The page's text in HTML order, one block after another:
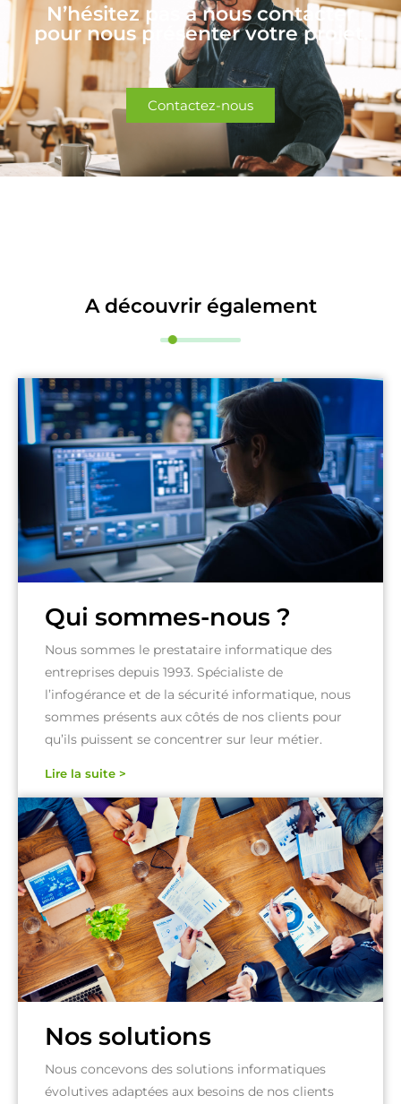
N’hésitez pas à nous contacter
pour nous présenter votre projet.
Contactez-nous
A découvrir également
Qui sommes-nous ?
Nous sommes le prestataire informatique des
entreprises depuis 1993. Spécialiste de
l’infogérance et de la sécurité informatique, nous
sommes présents aux côtés de nos clients pour
qu’ils puissent se concentrer sur leur métier.
Lire la suite >
Nos solutions
Nous concevons des solutions informatiques
évolutives adaptées aux besoins de nos clients